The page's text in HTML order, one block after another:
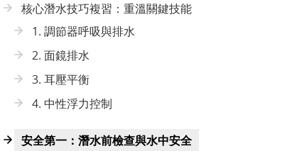
核心潛水技巧複習：重溫關鍵技能
1. 調節器呼吸與排水
2. 面鏡排水
3. 耳壓平衡
4. 中性浮力控制
安全第一：潛水前檢查與水中安全